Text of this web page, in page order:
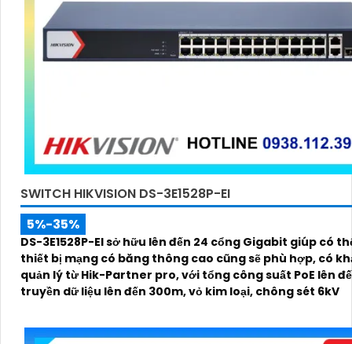
SWITCH HIKVISION DS-3E1528P-EI
5%-35%
DS-3E1528P-EI sở hữu lên đến 24 cổng Gigabit giúp có
thiết bị mạng có băng thông cao cũng sẽ phù hợp, có
quản lý từ Hik-Partner pro, với tổng công suất PoE lên
truyền dữ liệu lên đến 300m, vỏ kim loại, chông sét 6kV